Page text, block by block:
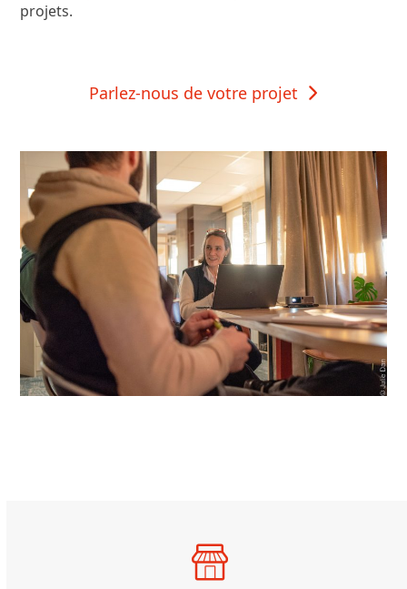
projets.
Parlez-nous de votre projet